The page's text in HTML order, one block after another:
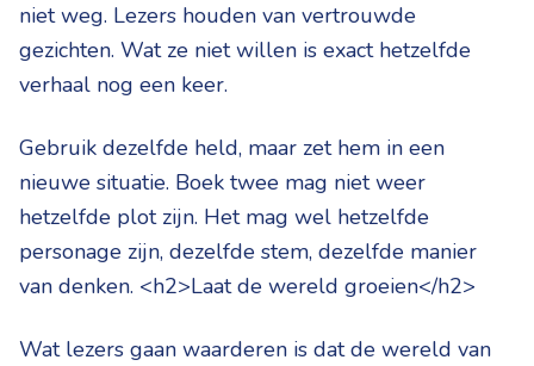
niet weg. Lezers houden van vertrouwde
gezichten. Wat ze niet willen is exact hetzelfde
verhaal nog een keer.
Gebruik dezelfde held, maar zet hem in een
nieuwe situatie. Boek twee mag niet weer
hetzelfde plot zijn. Het mag wel hetzelfde
personage zijn, dezelfde stem, dezelfde manier
van denken. <h2>Laat de wereld groeien</h2>
Wat lezers gaan waarderen is dat de wereld van